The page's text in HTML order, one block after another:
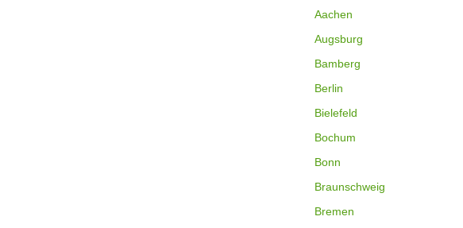
Aachen
Augsburg
Bamberg
Berlin
Bielefeld
Bochum
Bonn
Braunschweig
Bremen